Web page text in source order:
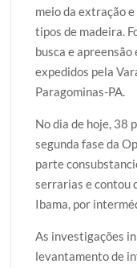
meio da extração
tipos de madeira.
busca e
expedidos pela
Paragominas-PA.
No dia de hoje, 38
segunda fase da
parte
serrarias e contou
Ibama, por
As investigações
levantamento de